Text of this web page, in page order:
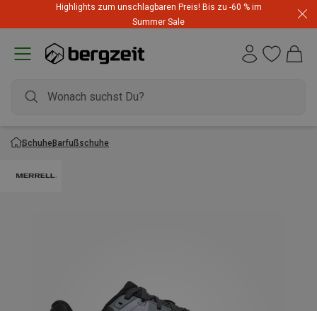
Highlights zum unschlagbaren Preis! Bis zu -60 % im
Summer Sale
SchuheBarfußschuhe